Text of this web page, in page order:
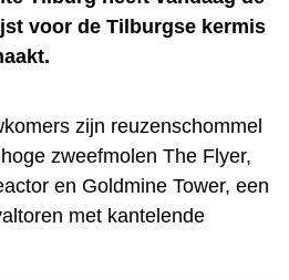
voor de Tilburgse kermis
zijn reuzenschommel
zweefmolen The Flyer,
en Goldmine Tower, een
met kantelende